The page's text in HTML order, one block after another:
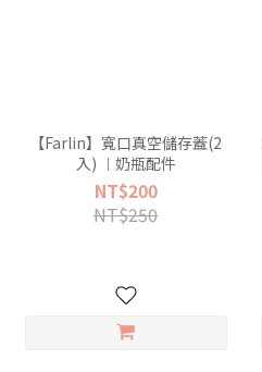
【Farlin】寬口真空儲存蓋(2
入) ︱奶瓶配件
NT$200
NT$250